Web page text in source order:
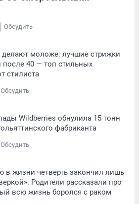
Обсудить
моложе: лучшие стрижки
40 — топ стильных
стилиста
Обсудить
Wildberries обнулила 15 тонн
фабриканта
Обсудить
в жизни четверть закончил лишь
Родители рассказали про
всю жизнь боролся с раком